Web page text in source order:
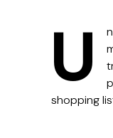
U
shopping